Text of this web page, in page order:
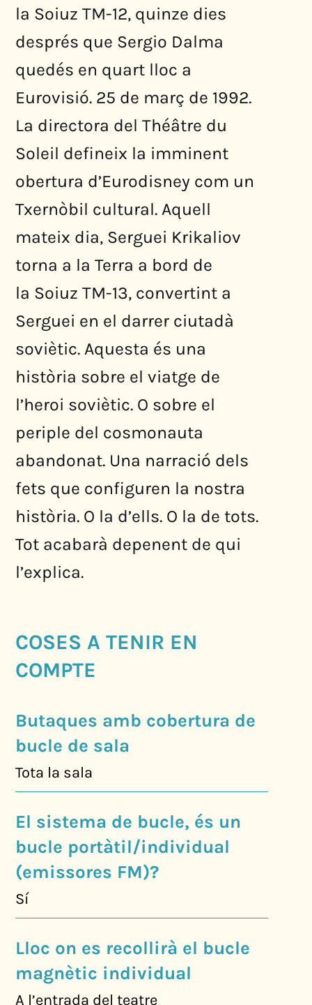
la Soiuz TM-12, quinze dies
després que Sergio Dalma
quedés en quart lloc a
Eurovisió. 25 de març de 1992.
La directora del Théâtre du
Soleil defineix la imminent
obertura d’Eurodisney com un
Txernòbil cultural. Aquell
mateix dia, Serguei Krikaliov
torna a la Terra a bord de
la Soiuz TM-13, convertint a
Serguei en el darrer ciutadà
soviètic. Aquesta és una
història sobre el viatge de
l’heroi soviètic. O sobre el
periple del cosmonauta
abandonat. Una narració dels
fets que configuren la nostra
història. O la d’ells. O la de tots.
Tot acabarà depenent de qui
l’explica.
COSES A TENIR EN
COMPTE
Butaques amb cobertura de
bucle de sala
Tota la sala
El sistema de bucle, és un
bucle portàtil/individual
(emissores FM)?
Sí
Lloc on es recollirà el bucle
magnètic individual
A l’entrada del teatre